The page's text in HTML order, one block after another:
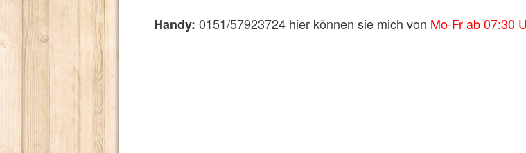
Handy: 0151/57923724 hier können sie mich von Mo-Fr ab 07:30